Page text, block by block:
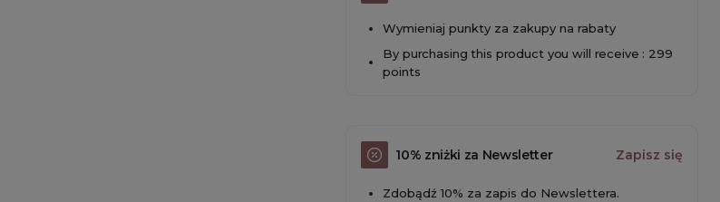
Wymieniaj punkty za zakupy na rabaty
By purchasing this product you will receive : 299
points
10% zniżki za Newsletter Zapisz się
Zdobądź 10% za zapis do Newslettera.